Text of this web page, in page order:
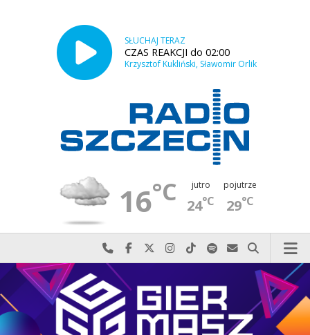
SŁUCHAJ TERAZ
CZAS REAKCJI do 02:00
Krzysztof Kukliński, Sławomir Orlik
16°C jutro
24°C
pojutrze
29°C
Najlepiej po prostu do nas zadzwoń
Odwiedź nas na Facebook-u
Odwiedź nas na X
Odwiedź nas na Instagram-ie
Odwiedź nas na TikTok-u
Szukaj nas na Spotify
Wyślij do nas
Szukaj